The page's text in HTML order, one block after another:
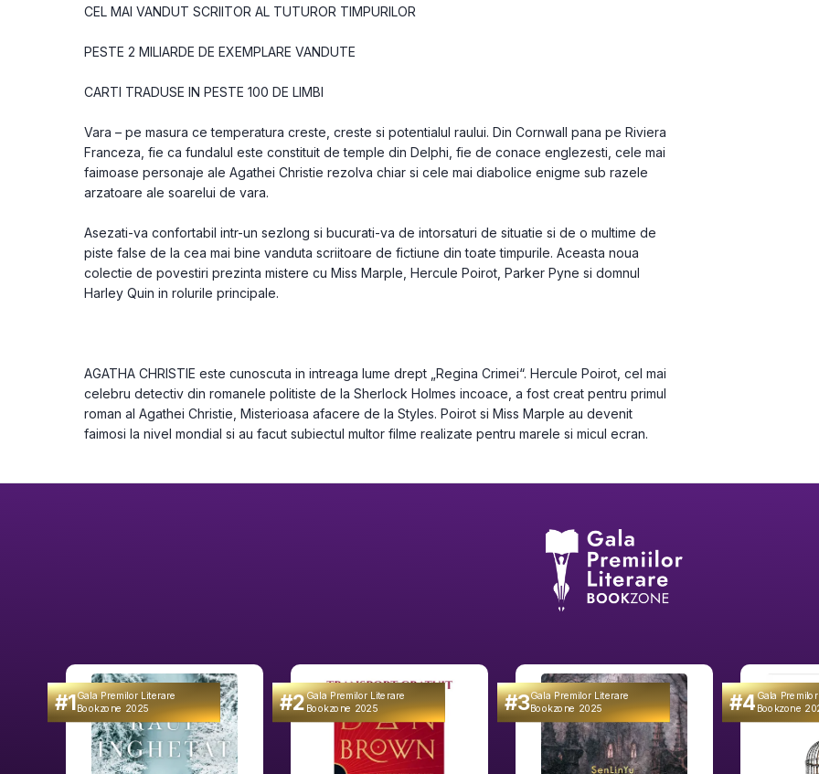
CEL MAI VANDUT SCRIITOR AL TUTUROR TIMPURILOR
PESTE 2 MILIARDE DE EXEMPLARE VANDUTE
CARTI TRADUSE IN PESTE 100 DE LIMBI
Vara – pe masura ce temperatura creste, creste si potentialul raului. Din Cornwall pana pe Riviera
Franceza, fie ca fundalul este constituit de temple din Delphi, fie de conace englezesti, cele mai
faimoase personaje ale Agathei Christie rezolva chiar si cele mai diabolice enigme sub razele
arzatoare ale soarelui de vara.
Asezati-va confortabil intr-un sezlong si bucurati-va de intorsaturi de situatie si de o multime de
piste false de la cea mai bine vanduta scriitoare de fictiune din toate timpurile. Aceasta noua
colectie de povestiri prezinta mistere cu Miss Marple, Hercule Poirot, Parker Pyne si domnul
Harley Quin in rolurile principale.
AGATHA CHRISTIE este cunoscuta in intreaga lume drept „Regina Crimei“. Hercule Poirot, cel mai
celebru detectiv din romanele politiste de la Sherlock Holmes incoace, a fost creat pentru primul
roman al Agathei Christie, Misterioasa afacere de la Styles. Poirot si Miss Marple au devenit
faimosi la nivel mondial si au facut subiectul multor filme realizate pentru marele si micul ecran.
#1Gala Premilor Literare
Bookzone 2025 #2Gala Premilor Literare
Bookzone 2025 #3Gala Premilor Literare
Bookzone 2025 #4Gala
Bookzone